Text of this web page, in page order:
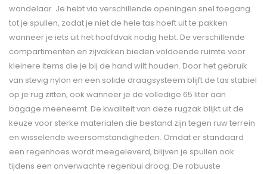
wandelaar. Je hebt via verschillende openingen snel toegang
tot je spullen, zodat je niet de hele tas hoeft uit te pakken
wanneer je iets uit het hoofdvak nodig hebt. De verschillende
compartimenten en zijvakken bieden voldoende ruimte voor
kleinere items die je bij de hand wilt houden. Door het gebruik
van stevig nylon en een solide draagsysteem blijft de tas stabiel
op je rug zitten, ook wanneer je de volledige 65 liter aan
bagage meeneemt. De kwaliteit van deze rugzak blijkt uit de
keuze voor sterke materialen die bestand zijn tegen ruw terrein
en wisselende weersomstandigheden. Omdat er standaard
een regenhoes wordt meegeleverd, blijven je spullen ook
tijdens een onverwachte regenbui droog. De robuuste